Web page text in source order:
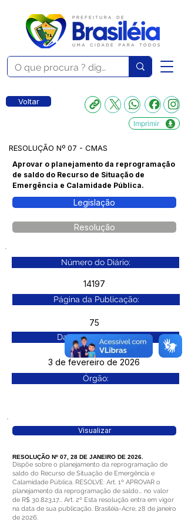
Voltar
Imprimir
RESOLUÇÃO Nº 07 - CMAS
Aprovar o planejamento da reprogramação
de saldo do Recurso de Situação de
Emergência e Calamidade Pública.
Legislação
Resolução
Número do Diário:
14197
Página da Publicação:
75
Data da Publicação:
3 de fevereiro de 2026
Órgão:
Visualizar
RESOLUÇÃO Nº 07, 28 DE JANEIRO DE 2026.
Dispõe sobre o planejamento da reprogramação de
saldo do Recurso de Situação de Emergência e
Calamidade Pública. RESOLVE: Art. 1º APROVAR o
planejamento da reprogramação de saldo... no valor
de R$ 30.823,17... Art. 2º Esta resolução entra em vigor
na data de sua publicação. Brasiléia-Acre, 28 de janeiro
de 2026.